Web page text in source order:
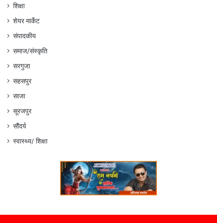
शिक्षा
शेयर मार्केट
संपादकीय
समाज/संस्कृति
सरगुजा
सहसपुर
साजा
सूरजपुर
सौंदर्य
स्वास्थ्य/ शिक्षा